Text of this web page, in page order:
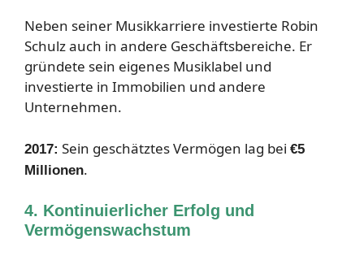
Neben seiner Musikkarriere investierte Robin
Schulz auch in andere Geschäftsbereiche. Er
gründete sein eigenes Musiklabel und
investierte in Immobilien und andere
Unternehmen.
2017: Sein geschätztes Vermögen lag bei €5
Millionen.
4. Kontinuierlicher Erfolg und
Vermögenswachstum